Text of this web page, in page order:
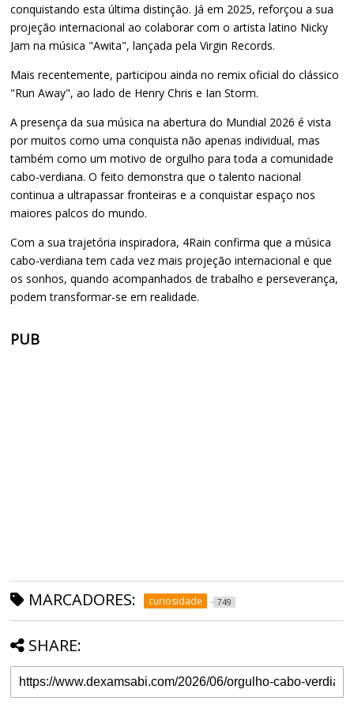
conquistando esta última distinção. Já em 2025, reforçou a sua
projeção internacional ao colaborar com o artista latino Nicky
Jam na música "Awita", lançada pela Virgin Records.
Mais recentemente, participou ainda no remix oficial do clássico
"Run Away", ao lado de Henry Chris e Ian Storm.
A presença da sua música na abertura do Mundial 2026 é vista
por muitos como uma conquista não apenas individual, mas
também como um motivo de orgulho para toda a comunidade
cabo-verdiana. O feito demonstra que o talento nacional
continua a ultrapassar fronteiras e a conquistar espaço nos
maiores palcos do mundo.
Com a sua trajetória inspiradora, 4Rain confirma que a música
cabo-verdiana tem cada vez mais projeção internacional e que
os sonhos, quando acompanhados de trabalho e perseverança,
podem transformar-se em realidade.
PUB
MARCADORES: curiosidade 749
SHARE: